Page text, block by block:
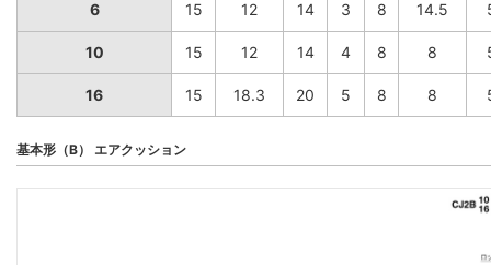
6 15 12 14 3 8 14.5
10 15 12 14 4 8 8
16 15 18.3 20 5 8 8
基本形（B） エアクッション